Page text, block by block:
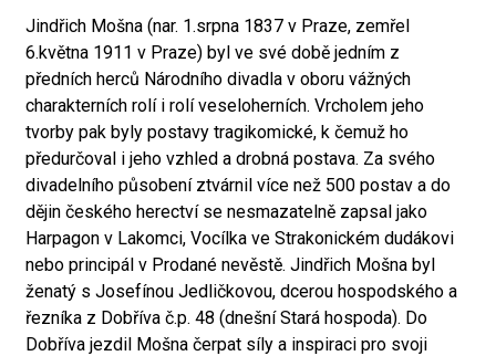
Jindřich Mošna (nar. 1.srpna 1837 v Praze, zemřel
6.května 1911 v Praze) byl ve své době jedním z
předních herců Národního divadla v oboru vážných
charakterních rolí i rolí veseloherních. Vrcholem jeho
tvorby pak byly postavy tragikomické, k čemuž ho
předurčoval i jeho vzhled a drobná postava. Za svého
divadelního působení ztvárnil více než 500 postav a do
dějin českého herectví se nesmazatelně zapsal jako
Harpagon v Lakomci, Vocílka ve Strakonickém dudákovi
nebo principál v Prodané nevěstě. Jindřich Mošna byl
ženatý s Josefínou Jedličkovou, dcerou hospodského a
řezníka z Dobříva č.p. 48 (dnešní Stará hospoda). Do
Dobříva jezdil Mošna čerpat síly a inspiraci pro svoji